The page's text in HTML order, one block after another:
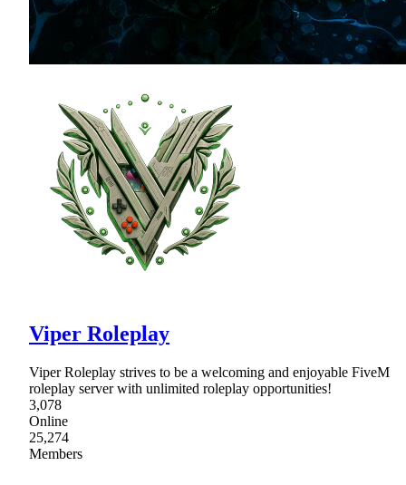
Viper Roleplay
Viper Roleplay strives to be a welcoming and enjoyable FiveM
roleplay server with unlimited roleplay opportunities!
3,078
Online
25,274
Members